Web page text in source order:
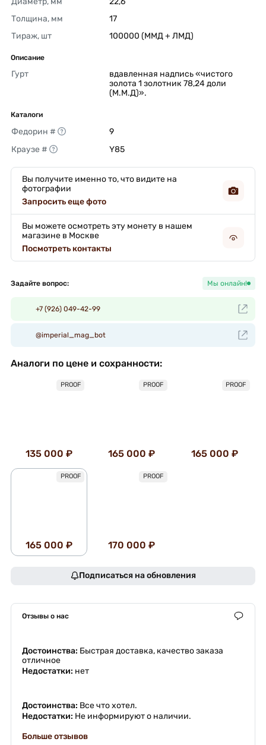
Толщина, мм
17
Тираж, шт
100000 (ММД + ЛМД)
Описание
Гурт
вдавленная надпись «чистого
золота 1 золотник 78,24 доли
(М.М.Д)».
Каталоги
Федорин #
9
Краузе #
Y85
Вы получите именно то, что видите на
фотографии
Запросить еще фото
Вы можете осмотреть эту монету в нашем
магазине в Москве
Посмотреть контакты
Задайте вопрос: Мы онлайн!
+7 (926) 049-42-99
@imperial_mag_bot
Аналоги по цене и сохранности:
PROOF
135 000 ₽
PROOF
165 000 ₽
PROOF
165 000 ₽
PROOF
165 000 ₽
PROOF
170 000 ₽
Подписаться на обновления
Отзывы о нас
Достоинства: Быстрая доставка, качество заказа
отличное
Недостатки: нет
Достоинства: Все что хотел.
Недостатки: Не информируют о наличии.
Больше отзывов